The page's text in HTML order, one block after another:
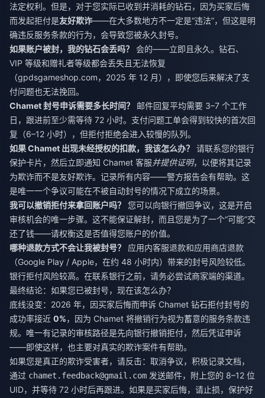
法定权利。但是，对于您实际已收到并消耗的钻石，因为买家后悔
而发起拒付是友好欺诈——在大多数地方不一定是“违法”，但这是明
确违反服务条款的行为，会导致您被永久封号。
如果账户被封，我的钻石会丢吗？
会的——立即且永久。钻石、
VIP 等级和赠礼者等级都会丢失且无法恢复
（gpdsgameshop.com，2025 年 12 月），即使您后来解决了支
付问题也无法挽回。
Chamet 封号申诉需要多长时间？
邮件回复平均需要 3–7 个工作
日，跟进前至少需等待 72 小时。支付问题工单会得到较快的首次回
复（6–12 小时），但拒付拒绝会进入较慢的队列。
如果 Chamet 出现未经授权的扣款，我该怎么办？
请联系您的银行
保护卡片，然后立即通知 Chamet 客服并提供证明，以便将其记录
为欺诈而不是友好欺诈。记录所有内容——警方报告会有帮助。这
是唯一一个争议可能在不被自动封号的情况下成立的场景。
我可以撤销拒付来拿回账户吗？
您可以向银行撤回争议，这是开启
审核机会的唯一步骤。这不能保证解封，而且您是为了一个“可能”交
还了钱——请权衡这是否值得您账户的价值。
哪种退款方式不会让我被封号？
应用内客服退款和应用商店退款
（Google Play / Apple，在约 48 小时内）带来的封号风险较低。
银行拒付风险较高。在联系银行之前，请务必尝试商家端的渠道。
最终结论：如果您已被封号，现在该怎么办？
底线没变：2026 年，因买家后悔而申诉 Chamet 钻石拒付封号的
成功率接近 0%，因为 Chamet 将撤销行为视为蓄意的服务条款违
规。唯一有记录的审核路径是先向银行撤销拒付，然后凭证申诉
——即使这样，也主要对真实的欺诈案件有帮助。
如果您是真正的欺诈受害者，请反击：取消争议，积极记录文档，
通过 chamet.feedback@gmail.com 发送邮件，附上您的 8–12 位
UID，并等待 72 小时后再跟进。如果是买家后悔，请止损，保护好